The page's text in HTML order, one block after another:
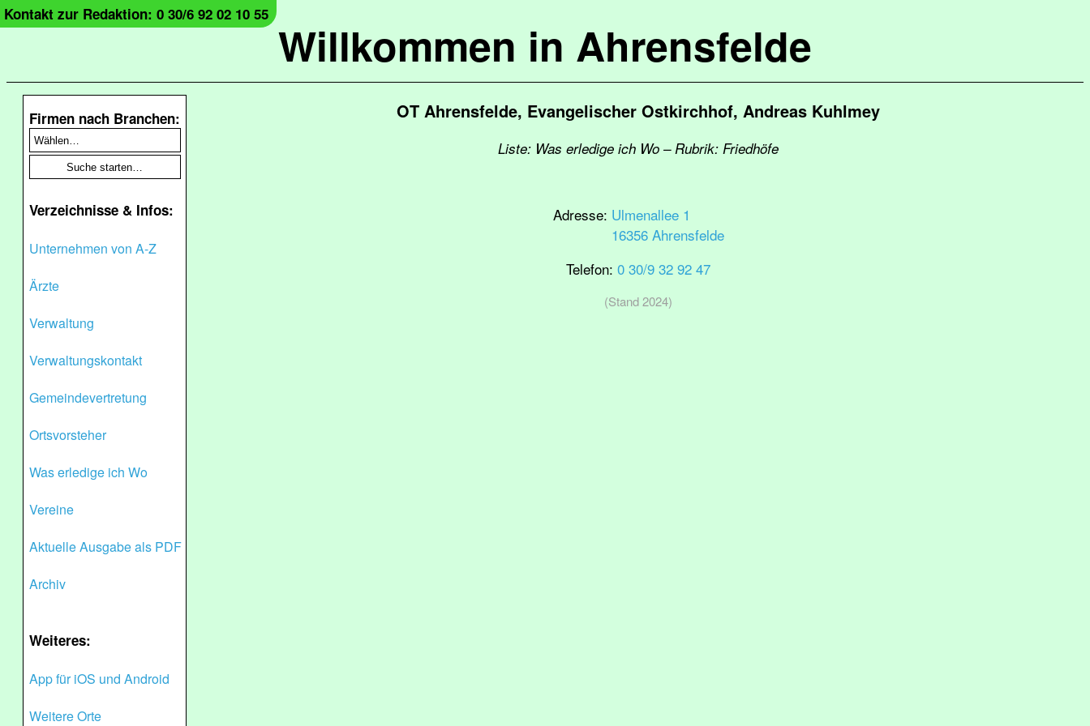
Willkommen in Ahrensfelde
Kontakt zur Redaktion: 0 30/6 92 02 10 55
Firmen nach Branchen:
Verzeichnisse & Infos:
Unternehmen von A-Z
Ärzte
Verwaltung
Verwaltungskontakt
Gemeindevertretung
Ortsvorsteher
Was erledige ich Wo
Vereine
Aktuelle Ausgabe als PDF
Archiv
Weiteres:
App für iOS und Android
Weitere Orte
OT Ahrensfelde, Evangelischer Ostkirchhof, Andreas Kuhlmey
Liste: Was erledige ich Wo – Rubrik: Friedhöfe
Adresse: Ulmenallee 1
16356 Ahrensfelde
Telefon: 0 30/9 32 92 47
(Stand 2024)